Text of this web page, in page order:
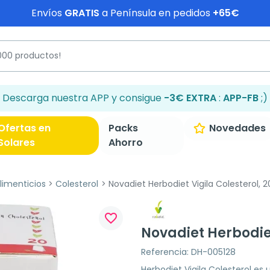
Envíos GRATIS a Península en pedidos +65€
Descarga nuestra APP y consigue -3€ EXTRA: APP-FB;)
en
Packs
Ahorro
Novedades
Colesterol Novadiet Herbodiet Vigila Colesterol,
favorite_border
Novadiet
Referencia: DH-005128